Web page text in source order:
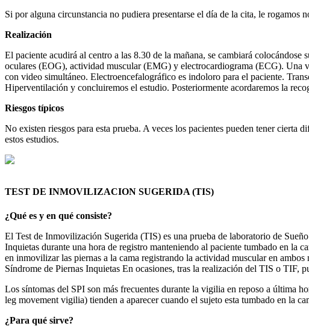
Si por alguna circunstancia no pudiera presentarse el día de la cita, le rogamos
Realización
El paciente acudirá al centro a las 8.30 de la mañana, se cambiará
oculares (EOG), actividad muscular (EMG) y electrocardiograma (ECG). Una
con video simultáneo. Electroencefalográfico es indoloro para el paciente.
Hiperventilación y concluiremos el estudio. Posteriormente acordaremos la
Riesgos típicos
No existen riesgos para esta prueba. A veces los pacientes pueden tener
estos estudios.
TEST DE INMOVILIZACION SUGERIDA (TIS)
¿Qué es y en qué consiste?
El Test de Inmovilización Sugerida (TIS) es una prueba de laboratorio de
Inquietas durante una hora de registro manteniendo al paciente tumbado en
en inmovilizar las piernas a la cama registrando la actividad muscular en
Síndrome de Piernas Inquietas En ocasiones, tras la realización del TIS o TIF,
Los síntomas del SPI son más frecuentes durante la vigilia en reposo a última
leg movement vigilia) tienden a aparecer cuando el sujeto esta tumbado en la
¿Para qué sirve?